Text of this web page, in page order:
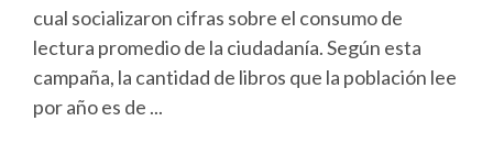
cual socializaron cifras sobre el consumo de
lectura promedio de la ciudadanía. Según esta
campaña, la cantidad de libros que la población lee
por año es de